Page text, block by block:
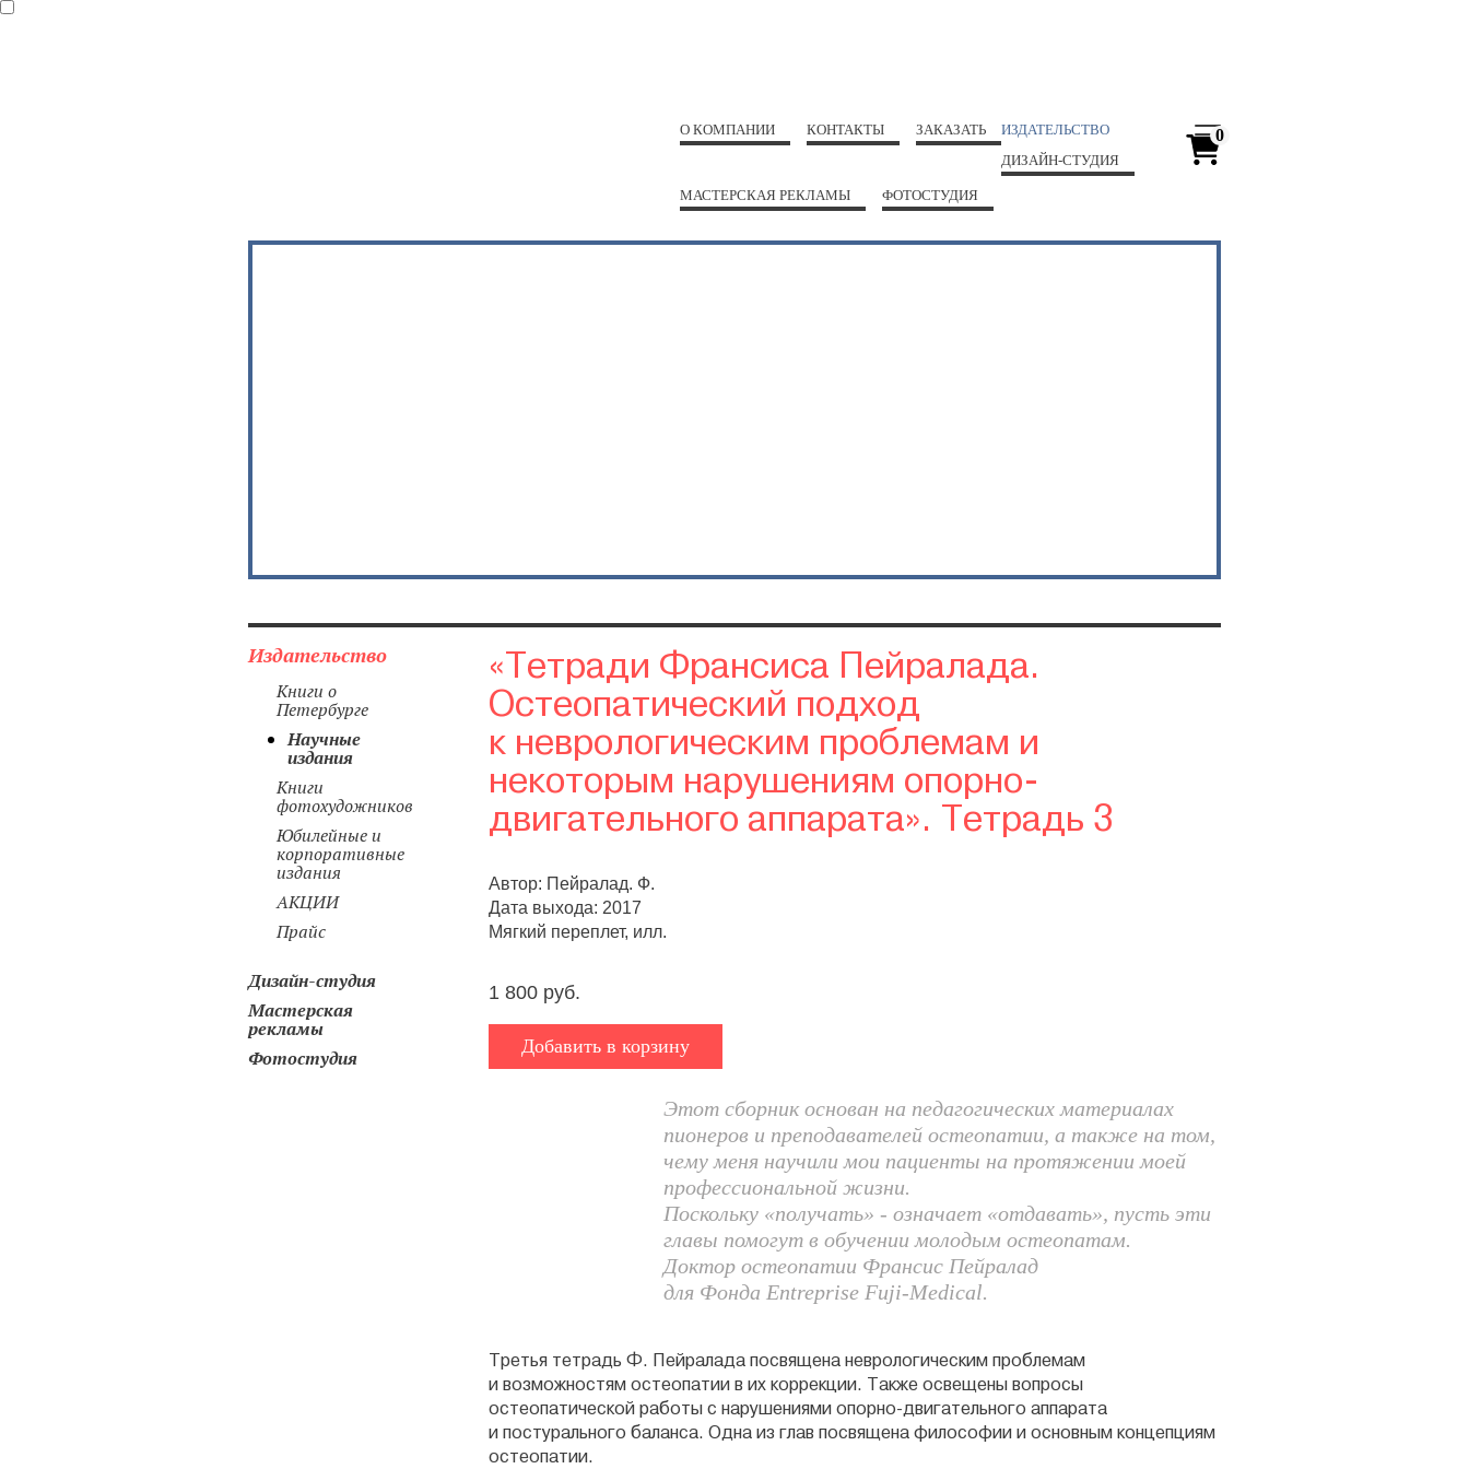
О КОМПАНИИ КОНТАКТЫ ЗАКАЗАТЬ
ИЗДАТЕЛЬСТВО
ДИЗАЙН-СТУДИЯ
МАСТЕРСКАЯ РЕКЛАМЫ ФОТОСТУДИЯ
0
Издательство
Книги о
Петербурге
Научные
издания
Книги
фотохудожников
Юбилейные и
корпоративные
издания
АКЦИИ
Прайс
Дизайн-студия
Мастерская
рекламы
Фотостудия
«Тетради Франсиса Пейралада.
Остеопатический подход
к неврологическим проблемам и
некоторым нарушениям опорно-
двигательного аппарата». Тетрадь 3
Автор: Пейралад. Ф.
Дата выхода: 2017
Мягкий переплет, илл.
1 800 руб.
Добавить в корзину
Этот сборник основан на педагогических материалах
пионеров и преподавателей остеопатии, а также на том,
чему меня научили мои пациенты на протяжении моей
профессиональной жизни.
Поскольку «получать» - означает «отдавать», пусть эти
главы помогут в обучении молодым остеопатам.
Доктор остеопатии Франсис Пейралад
для Фонда Entreprise Fuji-Medical.
Третья тетрадь Ф. Пейралада посвящена неврологическим проблемам
и возможностям остеопатии в их коррекции. Также освещены вопросы
остеопатической работы с нарушениями опорно-двигательного аппарата
и постурального баланса. Одна из глав посвящена философии и основным концепциям
остеопатии.